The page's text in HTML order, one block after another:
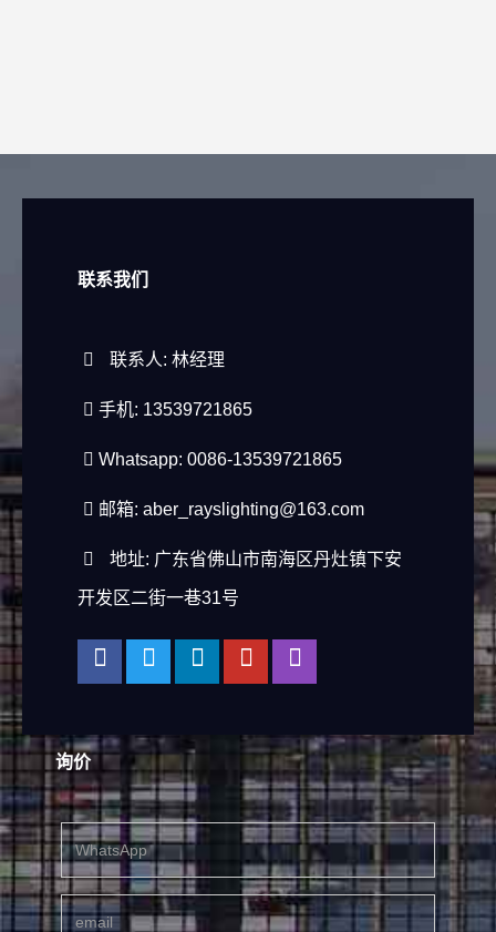
联系我们
联系人: 林经理
手机: 13539721865
Whatsapp: 0086-13539721865
邮箱: aber_rayslighting@163.com
地址: 广东省佛山市南海区丹灶镇下安
开发区二街一巷31号
询价